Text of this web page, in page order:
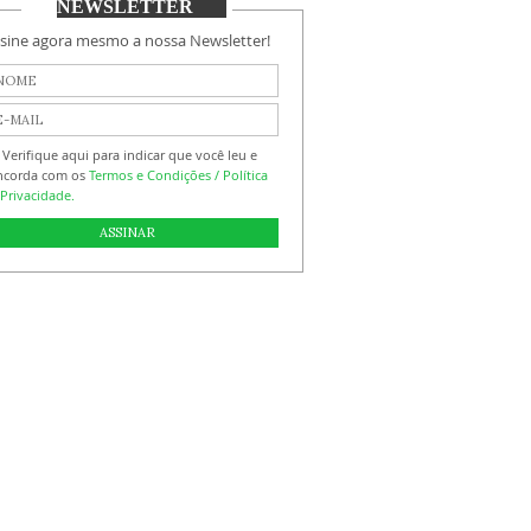
NEWSLETTER
agora mesmo a nossa Newsletter!
Verifique aqui para indicar que você leu e
com osTermos e Condições / Política